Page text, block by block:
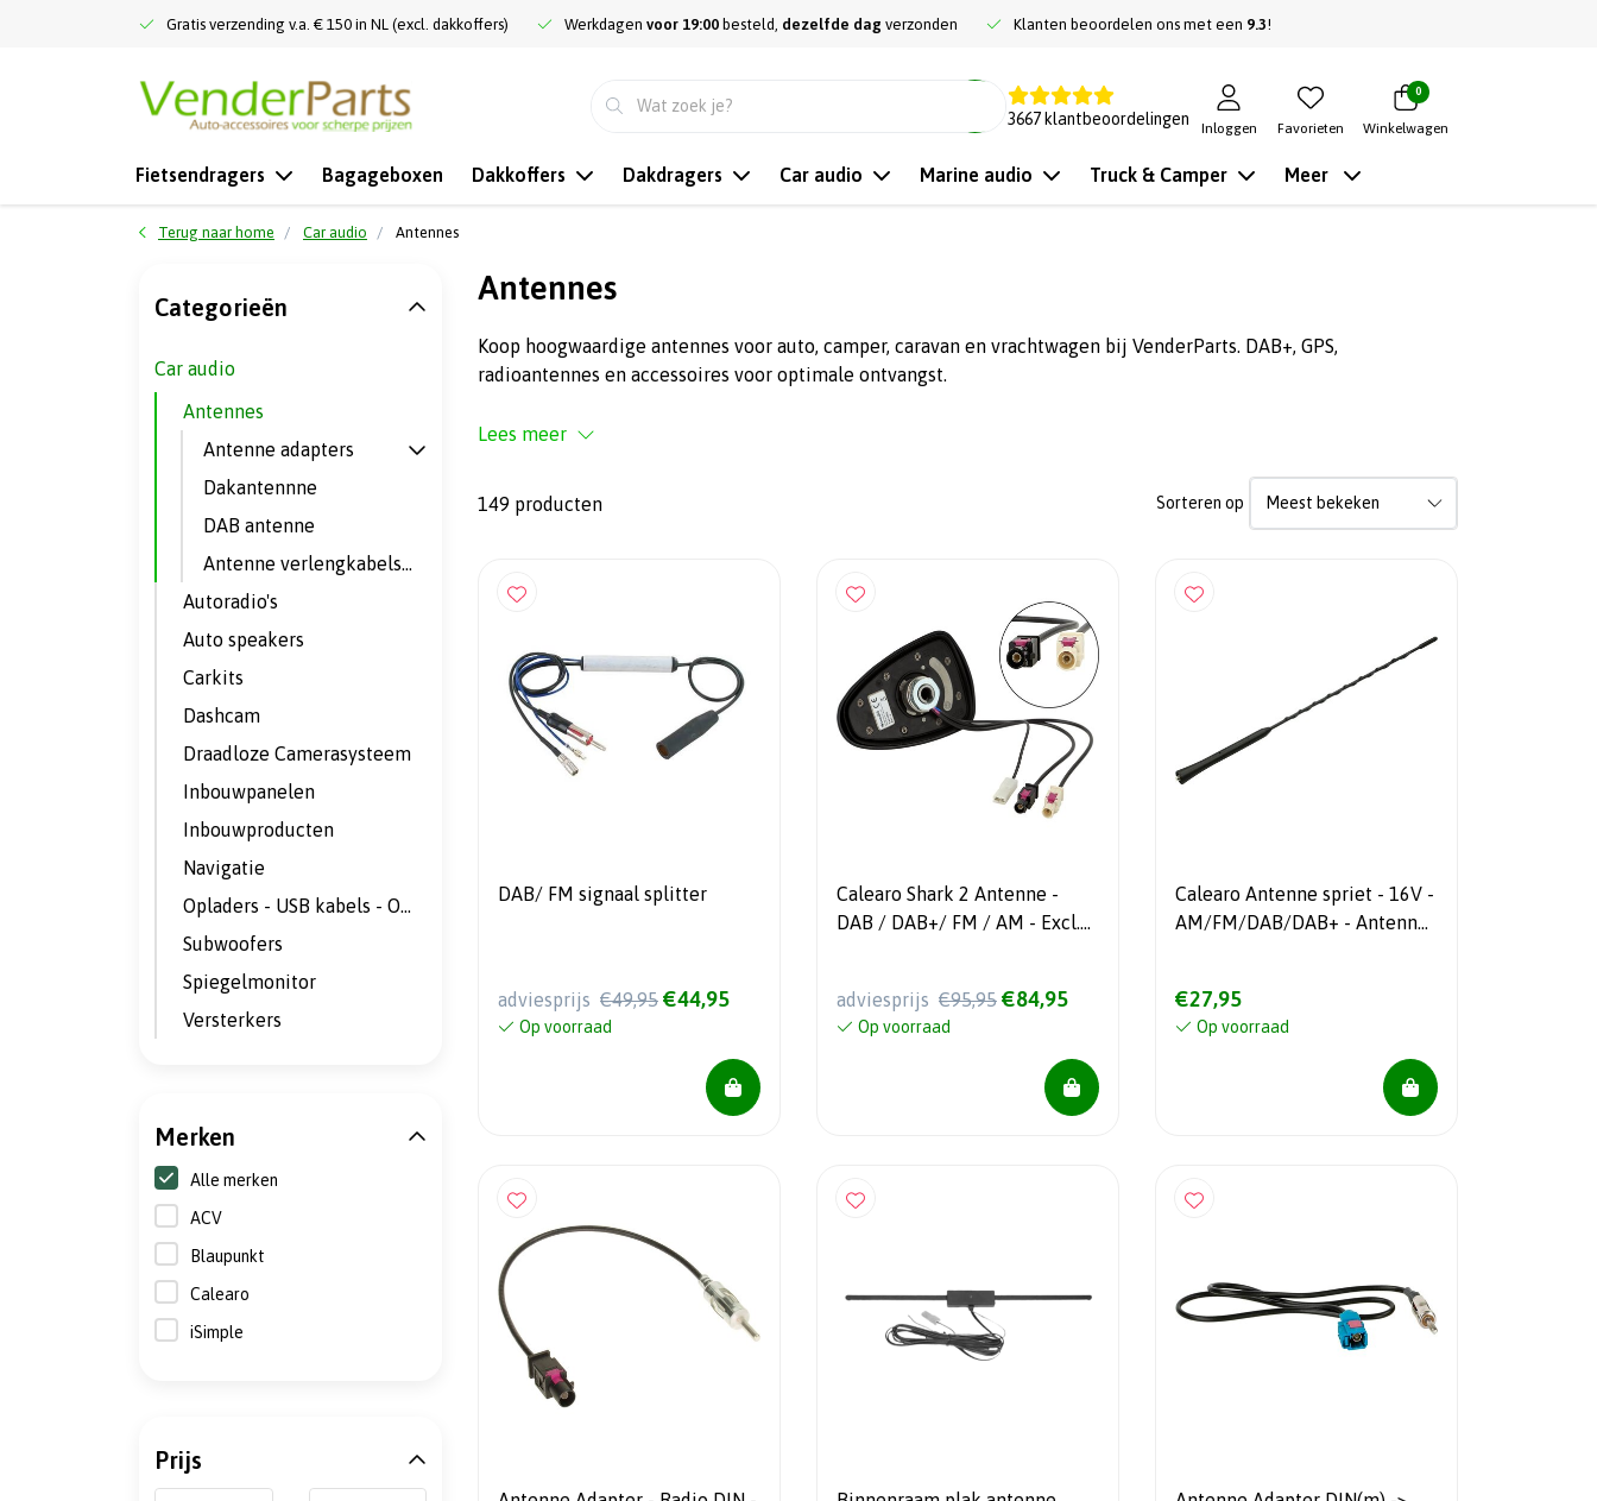
Gratis verzending v.a. € 150 in NL (excl. dakkoffers) Werkdagen voor 19:00 besteld, dezelfde dag verzonden Klanten beoordelen ons met een 9.3!
3667 klantbeoordelingen
Inloggen Favorieten
0
Winkelwagen
Fietsendragers Bagageboxen Dakkoffers Dakdragers Car audio Marine audio Truck & Camper Meer
Terug naar home Car audio Antennes
Antennes
Koop hoogwaardige antennes voor auto, camper, caravan en vrachtwagen bij VenderParts. DAB+, GPS,
radioantennes en accessoires voor optimale ontvangst.
Lees meer
149 producten Sorteren op
DAB/ FM signaal splitter
adviesprijs €49,95 €44,95
Op voorraad
Calearo Shark 2 Antenne -
DAB / DAB+/ FM / AM - Excl.
adviesprijs €95,95 €84,95
Op voorraad
Calearo Antenne spriet - 16V -
AM/FM/DAB/DAB+ - Antenne
€27,95
Op voorraad
Categorieën
Car audio
Antennes
Antenne adapters
Dakantennne
DAB antenne
Antenne verlengkabels en adapterkabels
Autoradio's
Auto speakers
Carkits
Dashcam
Draadloze Camerasysteem
Inbouwpanelen
Inbouwproducten
Navigatie
Opladers - USB kabels - Omvormers
Subwoofers
Spiegelmonitor
Versterkers
Merken
Alle merken
ACV
Blaupunkt
Calearo
iSimple
Prijs